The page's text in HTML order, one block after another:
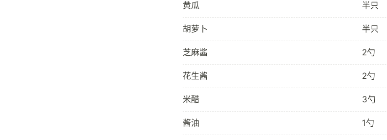
黄瓜 半只
胡萝卜 半只
芝麻酱 2勺
花生酱 2勺
米醋 3勺
酱油 1勺